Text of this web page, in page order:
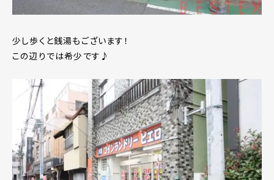
少し歩くと銭湯もございます！
この辺りでは希少です♪